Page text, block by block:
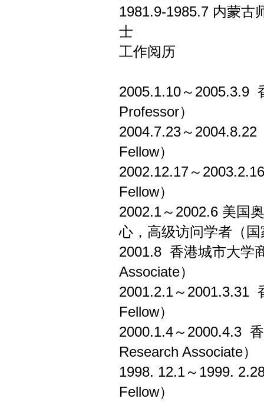
1981.9-1985.7 内蒙古
士
工作阅历
2005.1.10～2005.3.9
Professor）
2004.7.23～
Fellow）
2002.12.17～
Fellow）
2002.1～2002.6 美国
心，高级访问学者（
2001.8 香港城市大学
Associate）
2001.2.1～2001.3.31
Fellow）
2000.1.4～2000.4.3
Research Associate）
1998. 12.1～1999.
Fellow）